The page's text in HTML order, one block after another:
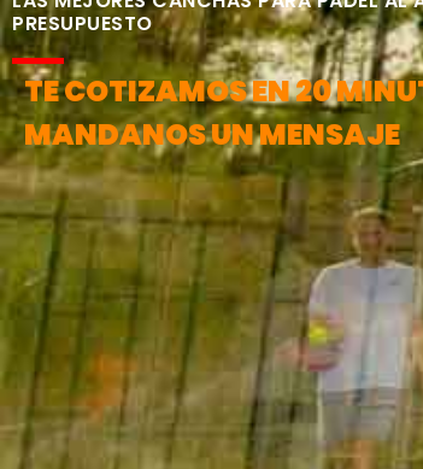
PRESUPUESTO
TE COTIZAMOS EN 20
MANDANOS UN MENSAJE